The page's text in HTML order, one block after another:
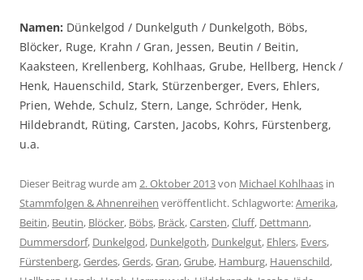
Namen: Dünkelgod / Dunkelguth / Dunkelgoth, Böbs,
Blöcker, Ruge, Krahn / Gran, Jessen, Beutin / Beitin,
Kaaksteen, Krellenberg, Kohlhaas, Grube, Hellberg, Henck /
Henk, Hauenschild, Stark, Stürzenberger, Evers, Ehlers,
Prien, Wehde, Schulz, Stern, Lange, Schröder, Henk,
Hildebrandt, Rüting, Carsten, Jacobs, Kohrs, Fürstenberg,
u.a.
Dieser Beitrag wurde am 2. Oktober 2013von Michael Kohlhaas in
Stammfolgen & Ahnenreihen veröffentlicht. Schlagworte:Amerika,
Beitin, Beutin, Blöcker, Böbs, Bräck,Carsten,Cluff, Dettmann,
Dummersdorf, Dunkelgod, Dunkelgoth, Dunkelgut, Ehlers, Evers,
Fürstenberg,Gerdes,Gerds,Gran,Grube, Hamburg, Hauenschild,